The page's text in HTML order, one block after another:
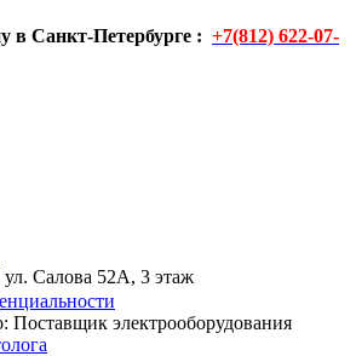
в Санкт-Петербурге : +7(812) 622-07-
ул. Салова 52А, 3 этаж
Поставщик электрооборудования